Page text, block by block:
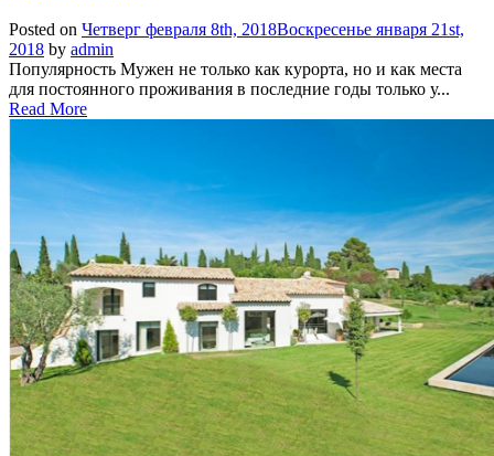
Posted on Четверг февраля 8th, 2018Воскресенье января 21st,
2018 by admin
Популярность Мужен не только как курорта, но и как места
для постоянного проживания в последние годы только у...
Read More